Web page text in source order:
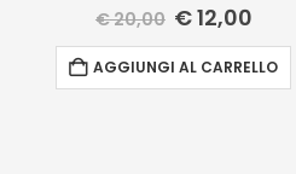
€20,00 €12,00
AGGIUNGI AL CARRELLO